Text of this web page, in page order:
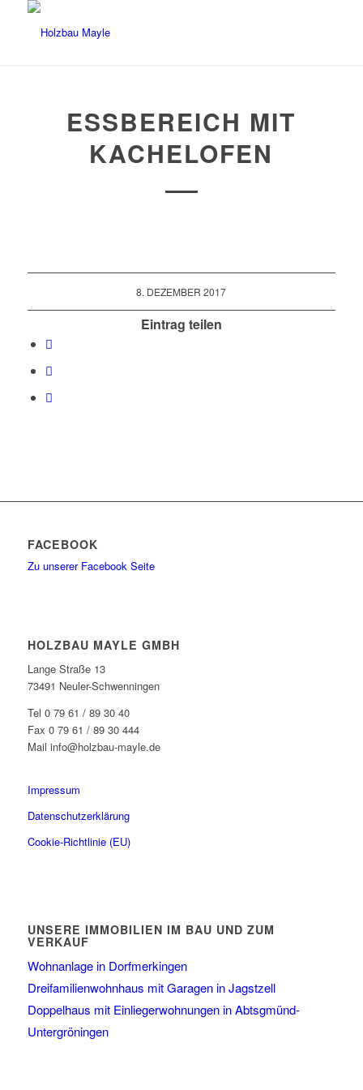
ESSBEREICH MIT
KACHELOFEN
8. DEZEMBER 2017
Eintrag teilen
FACEBOOK
Zu unserer Facebook Seite
HOLZBAU MAYLE GMBH
Lange Straße 13
73491 Neuler-Schwenningen
Tel 0 79 61 / 89 30 40
Fax 0 79 61 / 89 30 444
Mail info@holzbau-mayle.de
Impressum
Datenschutzerklärung
Cookie-Richtlinie (EU)
UNSERE IMMOBILIEN IM BAU UND ZUM
VERKAUF
Wohnanlage in Dorfmerkingen
Dreifamilienwohnhaus mit Garagen in Jagstzell
Doppelhaus mit Einliegerwohnungen in Abtsgmünd-
Untergröningen